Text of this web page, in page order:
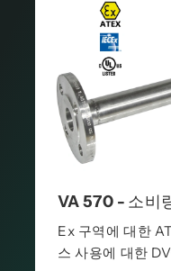
VA 570 - 소비
Ex 구역에 대한
스 사용에 대한